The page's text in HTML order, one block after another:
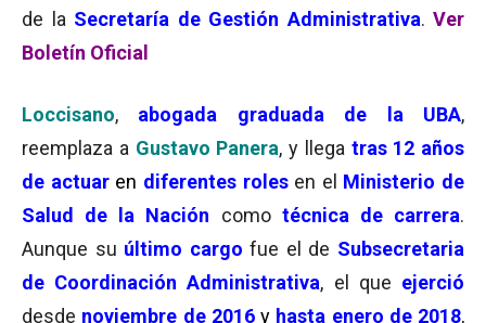
de la Secretaría de Gestión Administrativa. Ver
Boletín Oficial
Loccisano, abogada graduada de la UBA,
reemplaza a Gustavo Panera, y llega tras 12 años
de actuar en diferentes roles en el Ministerio de
Salud de la Nación como técnica de carrera.
Aunque su último cargo fue el de Subsecretaria
de Coordinación Administrativa, el que ejerció
desde noviembre de 2016 y hasta enero de 2018,